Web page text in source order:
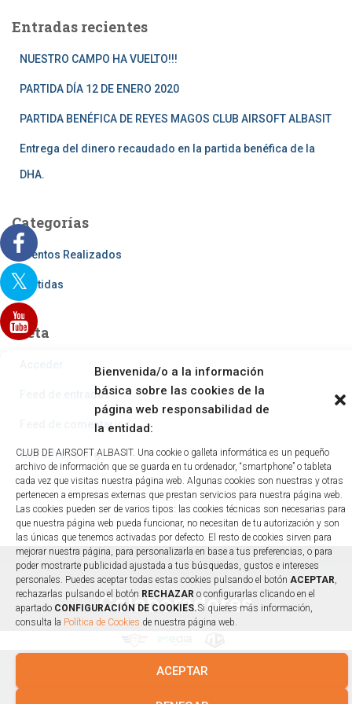
Bienvenida/o a la información
básica sobre las cookies de la
página web responsabilidad de
la entidad:
CLUB DE AIRSOFT ALBASIT. Una cookie o galleta informática es un pequeño
archivo de información que se guarda en tu ordenador, “smartphone” o tableta
cada vez que visitas nuestra página web. Algunas cookies son nuestras y otras
pertenecen a empresas externas que prestan servicios para nuestra página web.
Las cookies pueden ser de varios tipos: las cookies técnicas son necesarias para
que nuestra página web pueda funcionar, no necesitan de tu autorización y son
las únicas que tenemos activadas por defecto. El resto de cookies sirven para
mejorar nuestra página, para personalizarla en base a tus preferencias, o para
poder mostrarte publicidad ajustada a tus búsquedas, gustos e intereses
personales. Puedes aceptar todas estas cookies pulsando el botón ACEPTAR,
rechazarlas pulsando el botón RECHAZAR o configurarlas clicando en el
apartado CONFIGURACIÓN DE COOKIES.Si quieres más información,
consulta la Política de Cookies de nuestra página web.
ACEPTAR
r
Entradas recientes
NUESTRO CAMPO HA VUELTO!!!
PARTIDA DÍA 12 DE ENERO 2020
PARTIDA BENÉFICA DE REYES MAGOS CLUB AIRSOFT ALBASIT
Entrega del dinero recaudado en la partida benéfica de la
DHA.
Categorías
Eventos Realizados
Partidas
Meta
Feed de entradas
Feed de comentarios
WordPress.org
Colaboradores